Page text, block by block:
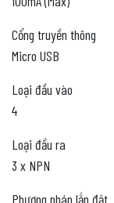
Cổng truyền thông
Micro USB
Loại đầu vào
4
Loại đầu ra
3 x NPN
Phương pháp lắp đặt